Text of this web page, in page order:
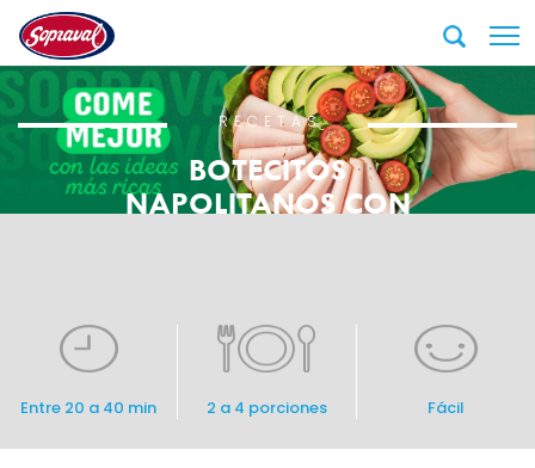
RECETAS
BOTECITOS
NAPOLITANOS CON
Entre 20 a 40 min 2 a 4 porciones Fácil